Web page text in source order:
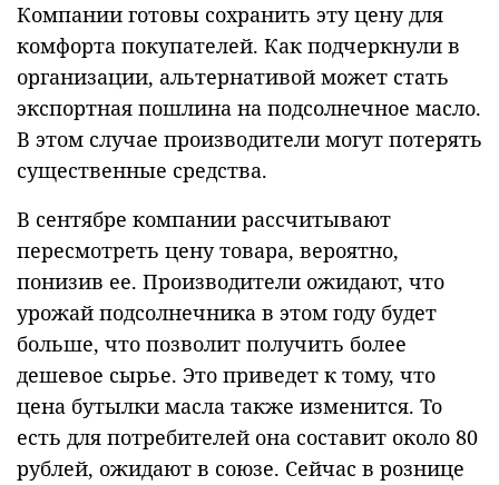
Компании готовы сохранить эту цену для
комфорта покупателей. Как подчеркнули в
организации, альтернативой может стать
экспортная пошлина на подсолнечное масло.
В этом случае производители могут потерять
существенные средства.
В сентябре компании рассчитывают
пересмотреть цену товара, вероятно,
понизив ее. Производители ожидают, что
урожай подсолнечника в этом году будет
больше, что позволит получить более
дешевое сырье. Это приведет к тому, что
цена бутылки масла также изменится. То
есть для потребителей она составит около 80
рублей, ожидают в союзе. Сейчас в рознице